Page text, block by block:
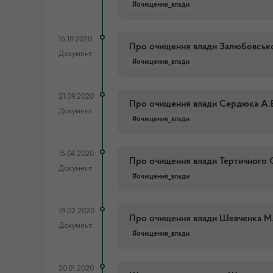
#очищення_влади
16.10.2020
Документ
Про очищення влади
#очищення_влади
21.09.2020
Документ
Про очищення влади Сердюка
#очищення_влади
15.04.2020
Документ
Про очищення влади Тертичного
#очищення_влади
18.02.2020
Документ
Про очищення влади Шевченка
#очищення_влади
20.01.2020